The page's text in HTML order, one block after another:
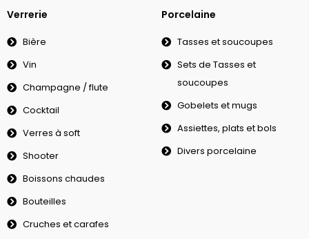
Verrerie
Bière
Vin
Champagne / flute
Cocktail
Verres à soft
Shooter
Boissons chaudes
Bouteilles
Cruches et carafes
Porcelaine
Tasses et soucoupes
Sets de Tasses et
soucoupes
Gobelets et mugs
Assiettes, plats et bols
Divers porcelaine